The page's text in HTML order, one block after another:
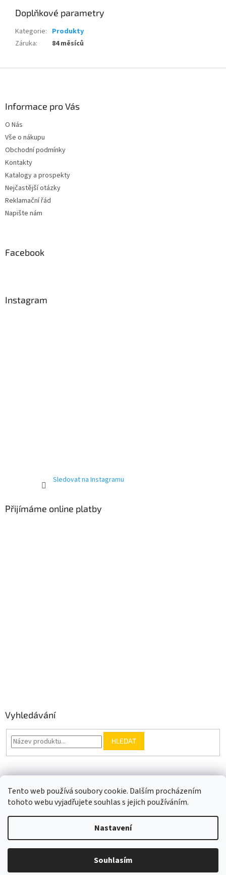
Tento web používá soubory cookie. Dalším procházením
tohoto webu vyjadřujete souhlas s jejich používáním.
Nastavení
Souhlasím
Doplňkové parametry
Kategorie: Produkty
Záruka: 84 měsíců
Informace pro Vás
O Nás
Vše o nákupu
Obchodní podmínky
Kontakty
Katalogy a prospekty
Nejčastější otázky
Reklamační řád
Napište nám
Facebook
Instagram
Sledovat na Instagramu
Přijímáme online platby
Vyhledávání
HLEDAT
Vytvořil Shoptet
VIJA.cz. Všechna práva vyhrazena.